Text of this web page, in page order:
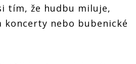
tím, že hudbu miluje,
koncerty nebo bubenické